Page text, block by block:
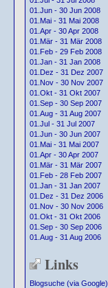
01.Jun - 30 Jun 2008
01.Mai - 31 Mai 2008
01.Apr - 30 Apr 2008
01.Mär - 31 Mär 2008
01.Feb - 29 Feb 2008
01.Jan - 31 Jan 2008
01.Dez - 31 Dez 2007
01.Nov - 30 Nov 2007
01.Okt - 31 Okt 2007
01.Sep - 30 Sep 2007
01.Aug - 31 Aug 2007
01.Jul - 31 Jul 2007
01.Jun - 30 Jun 2007
01.Mai - 31 Mai 2007
01.Apr - 30 Apr 2007
01.Mär - 31 Mär 2007
01.Feb - 28 Feb 2007
01.Jan - 31 Jan 2007
01.Dez - 31 Dez 2006
01.Nov - 30 Nov 2006
01.Okt - 31 Okt 2006
01.Sep - 30 Sep 2006
01.Aug - 31 Aug 2006
Links
Blogsuche (via Google)